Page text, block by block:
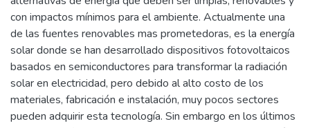
con impactos mínimos para el ambiente. Actualmente una
de las fuentes renovables mas prometedoras, es la energía
solar donde se han desarrollado dispositivos fotovoltaicos
basados en semiconductores para transformar la radiación
solar en electricidad, pero debido al alto costo de los
materiales, fabricación e instalación, muy pocos sectores
pueden adquirir esta tecnología. Sin embargo en los últimos